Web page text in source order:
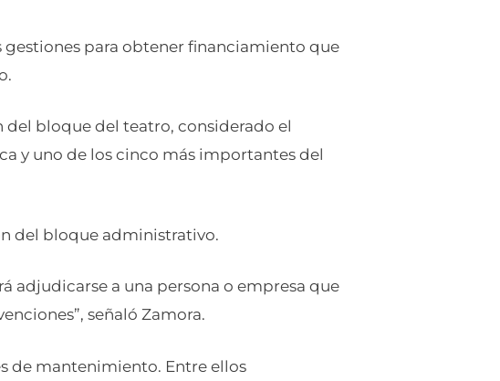
para obtener financiamiento que
bloque del teatro, considerado el
y uno de los cinco más importantes del
del bloque administrativo.
adjudicarse a una persona o empresa que
señaló Zamora.
de mantenimiento. Entre ellos